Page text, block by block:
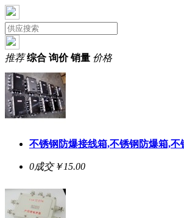
推荐 综合 询价 销量 价格
不锈钢防爆接线箱,不锈钢防爆箱,不
0成交￥15.00